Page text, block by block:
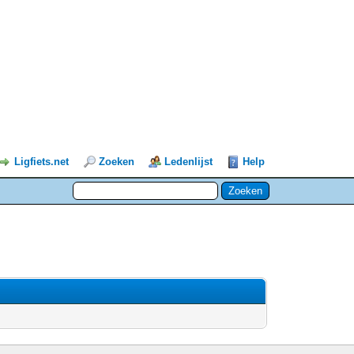
Ligfiets.net Zoeken Ledenlijst Help